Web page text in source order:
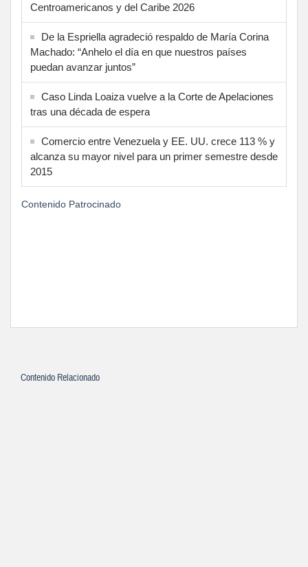
Centroamericanos y del Caribe 2026
De la Espriella agradeció respaldo de María Corina
Machado: “Anhelo el día en que nuestros países
puedan avanzar juntos”
Caso Linda Loaiza vuelve a la Corte de Apelaciones
tras una década de espera
Comercio entre Venezuela y EE. UU. crece 113 % y
alcanza su mayor nivel para un primer semestre desde
2015
Contenido Patrocinado
Contenido Relacionado